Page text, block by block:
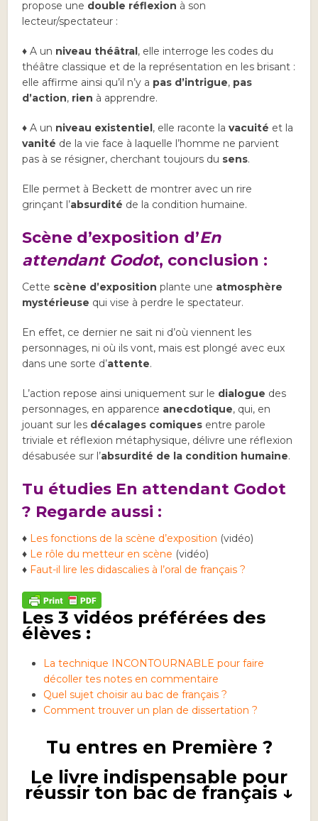
propose une double réflexion à son
lecteur/spectateur :
♦ A un niveau théâtral, elle interroge les codes du
théâtre classique et de la représentation en les brisant :
elle affirme ainsi qu’il n’y a pas d’intrigue, pas
d’action, rien à apprendre.
♦ A un niveau existentiel, elle raconte lavacuité et la
vanité de la vie face à laquelle l’homme ne parvient
pas à se résigner, cherchant toujours du sens.
Elle permet à Beckett de montrer avec un rire
grinçant l’absurdité de la condition humaine.
Scène d’exposition d’En
attendant Godot, conclusion :
Cette scène d’exposition plante une atmosphère
mystérieuse qui vise à perdre le spectateur.
En effet, ce dernier ne sait ni d’où viennent les
personnages, ni où ils vont, mais est plongé avec eux
dans une sorte d’attente.
L’action repose ainsi uniquement sur le dialogue des
personnages, en apparence anecdotique, qui, en
jouant sur les décalages comiques entre parole
triviale et réflexion métaphysique, délivre une réflexion
désabusée sur l’absurdité de la condition humaine.
Tu étudies En attendant Godot
? Regarde aussi :
♦ Les fonctions de la scène d’exposition (vidéo)
♦ Le rôle du metteur en scène (vidéo)
♦ Faut-il lire les didascalies à l’oral de français ?
Les 3 vidéos préférées des
élèves :
La technique INCONTOURNABLE pour faire
décoller tes notes en commentaire
Quel sujet choisir au bac de français ?
Comment trouver un plan de dissertation ?
Tu entres en Première ?
Le livre indispensable pour
réussir ton bac de français ↓